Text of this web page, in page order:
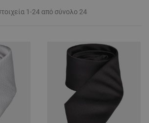
1-24 από σύνολο 24